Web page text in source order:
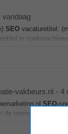
vandaag
SEO vacaturetitel:
in
vakbeurs.nl - 4
SEO-
toerisme- en